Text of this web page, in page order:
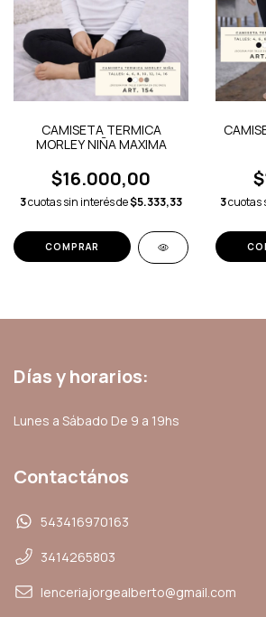
CAMISETA TERMICA
MORLEY NIÑA MAXIMA
$16.000,00
3cuotas sin interés de$5.333,33
COMPRAR
3cuotas
Días y horarios:
Lunes a Sábado De 9 a 19hs
Contactános
543416970163
3414265803
lenceriajorgealberto@gmail.com